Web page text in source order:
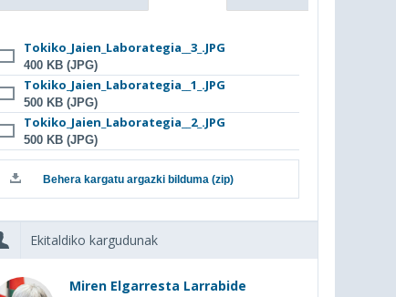
Tokiko_Jaien_Laborategia__3_.JPG
400 KB (JPG)
Tokiko_Jaien_Laborategia__1_.JPG
500 KB (JPG)
Tokiko_Jaien_Laborategia__2_.JPG
500 KB (JPG)
Behera kargatu argazki bilduma (zip)
Ekitaldiko kargudunak
Miren Elgarresta Larrabide